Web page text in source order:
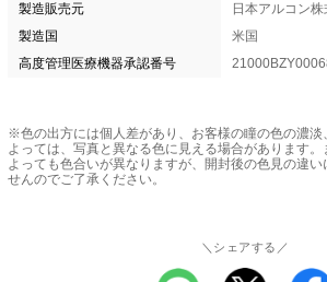
製造販売元
日本アルコン株
製造国
米国
高度管理医療機器承認番号
※色の出方には個人差があり、お客様の瞳の色の濃淡
よっては、写真と異なる色に見える場合があります
よっても色合いが異なりますが、開封後の色見の違い
せんのでご了承ください。
＼シェアする／